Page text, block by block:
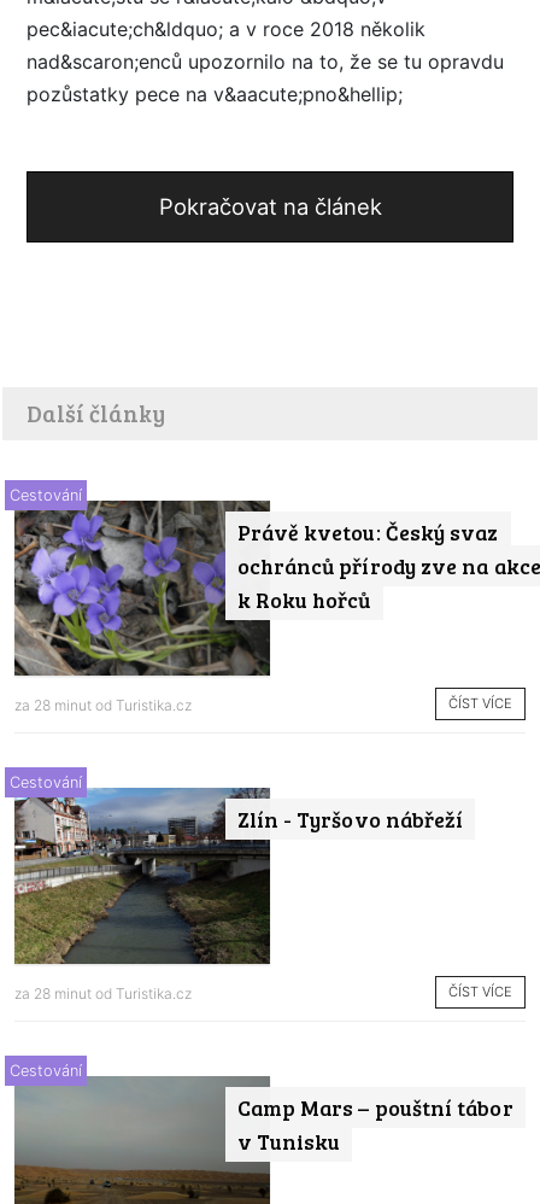
pec&iacute;ch&ldquo; a v roce 2018 několik
nad&scaron;enců upozornilo na to, že se tu opravdu
pozůstatky pece na v&aacute;pno&hellip;
Pokračovat na článek
Další články
Právě kvetou: Český svaz
ochránců přírody zve na akce
k Roku hořců
Cestování
za 28 minut od Turistika.cz ČÍST VÍCE
Zlín - Tyršovo nábřeží
Cestování
za 28 minut od Turistika.cz ČÍST VÍCE
Camp Mars – pouštní tábor
v Tunisku
Cestování